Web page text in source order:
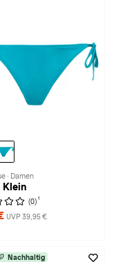
· Damen
Klein
(0) 1
UVP 39,95 €
Nachhaltig